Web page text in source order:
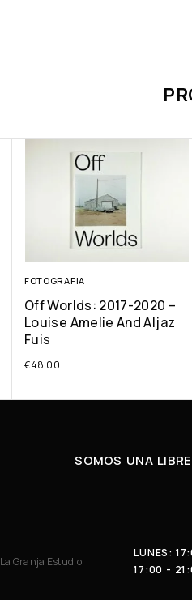
FOTOGRAFIA
Off Worlds: 2017-2020 –
Louise Amelie And Aljaz
Fuis
€48,00
SOMOS UNA
La Granja Estudio
LUNES:
17:00 -